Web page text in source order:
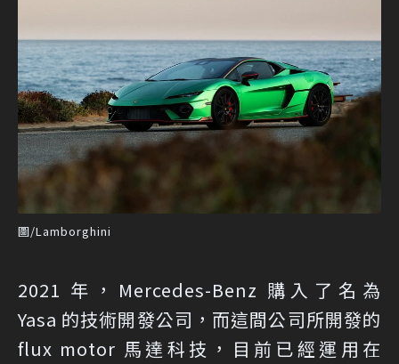
圖/Lamborghini
2021 年，Mercedes-Benz 購入了名為
Yasa 的技術開發公司，而這間公司所開發的
flux motor 馬達科技，目前已經運用在